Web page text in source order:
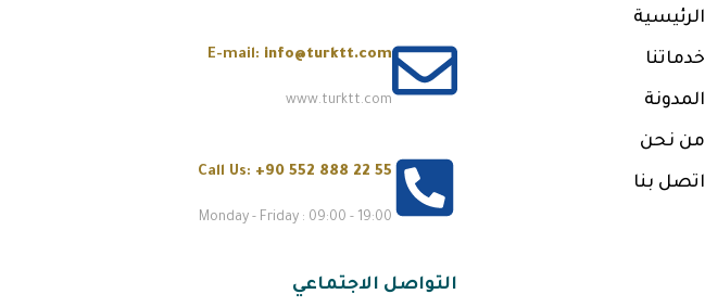
الرئيسية
خدماتنا
المدونة
من نحن
اتصل بنا
E-mail: info@turktt.com
www.turktt.com
Call Us: +90 552 888 22 55
Monday - Friday : 09:00 - 19:00
التواصل الاجتماعي